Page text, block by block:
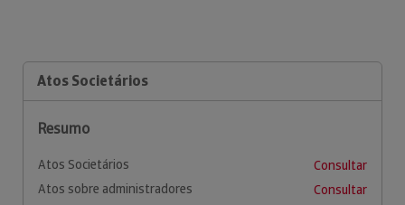
Atos Societários
Resumo
Atos Societários
Consultar
Atos sobre administradores
Consultar